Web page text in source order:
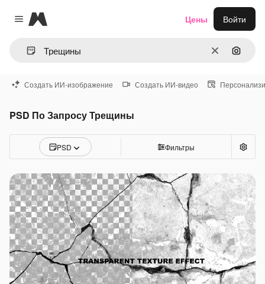
Close menu
Magnific
ОчиститьПоиск
Цены Войти
Создать ИИ-изображение Создать ИИ-видео
PSD По Запросу Трещины
PSD Фильтры